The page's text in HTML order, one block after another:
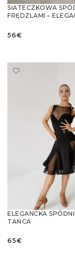
SIATECZKOWA
FRĘDZLAMI –
56€
ELEGANCKA
TAŃCA
WSTAWKAMI Z
KRYNOLINĄ
65€